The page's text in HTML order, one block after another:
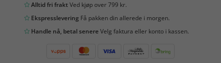
Alltid fri fraktVed kjøp over 799 kr.
Ekspresslevering Få pakken din allerede i morgen.
Handle nå, betal senereVelg faktura eller konto i kassen.